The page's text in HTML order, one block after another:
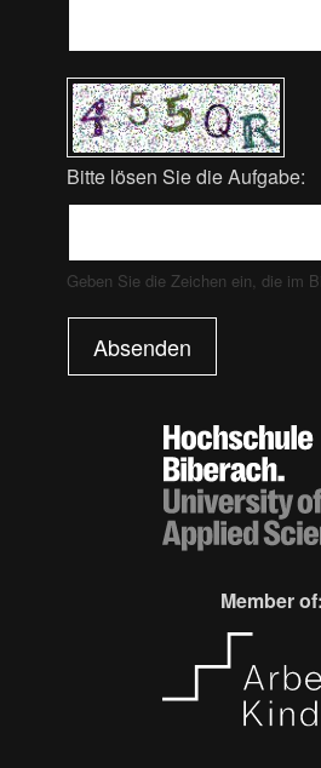
Bitte lösen Sie die Aufgabe:
Geben Sie die Zeichen ein, die im
Absenden
Member of: